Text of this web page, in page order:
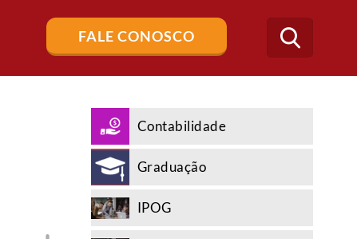
FALE CONOSCO
Buscar
no
blog
Contabilidade
Graduação
IPOG